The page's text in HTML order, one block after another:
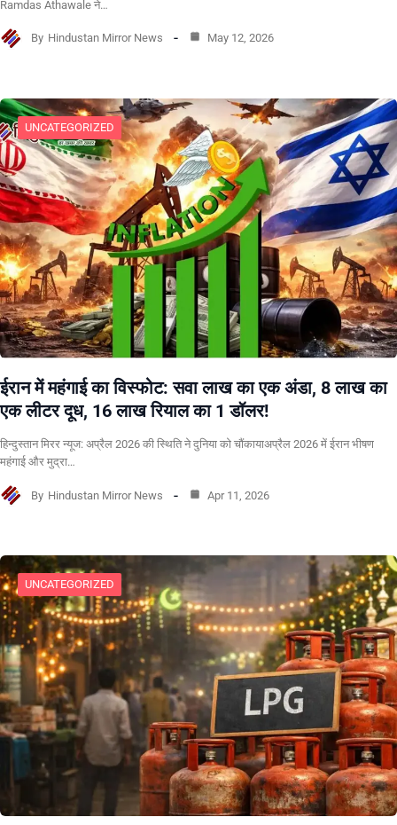
Ramdas Athawale ने…
By Hindustan Mirror News May 12, 2026
UNCATEGORIZED
ईरान में महंगाई का विस्फोट: सवा लाख का एक अंडा, 8 लाख का
एक लीटर दूध, 16 लाख रियाल का 1 डॉलर!
हिन्दुस्तान मिरर न्यूज: अप्रैल 2026 की स्थिति ने दुनिया को चौंकायाअप्रैल 2026 में ईरान भीषण
महंगाई और मुद्रा…
By Hindustan Mirror News Apr 11, 2026
UNCATEGORIZED